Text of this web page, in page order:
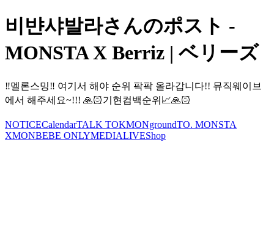
비뱐샤발라さんのポスト -
MONSTA X Berriz | ベリーズ
‼️멜론스밍‼️ 여기서 해야 순위 팍팍 올라갑니다!! 뮤직웨이브
에서 해주세요~!!! 🙏🏻기현컴백순위📈🙏🏻
NOTICECalendarTALK TOKMONgroundTO. MONSTA
XMONBEBE ONLYMEDIALIVEShop